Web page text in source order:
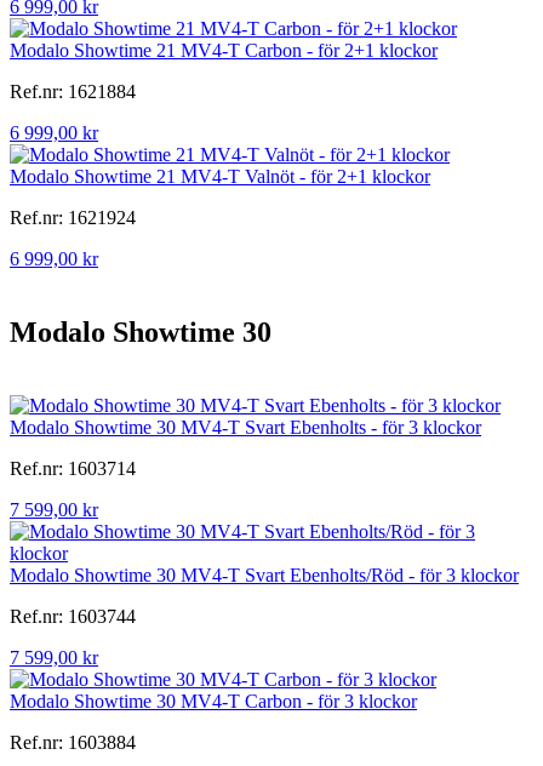
6 999,00 kr
Modalo Showtime 21 MV4-T Carbon - för 2+1 klockor
Ref.nr: 1621884
6 999,00 kr
Modalo Showtime 21 MV4-T Valnöt - för 2+1 klockor
Ref.nr: 1621924
6 999,00 kr
Modalo Showtime 30
Modalo Showtime 30 MV4-T Svart Ebenholts - för 3 klockor
Ref.nr: 1603714
7 599,00 kr
Modalo Showtime 30 MV4-T Svart Ebenholts/Röd - för 3 klockor
Ref.nr: 1603744
7 599,00 kr
Modalo Showtime 30 MV4-T Carbon - för 3 klockor
Ref.nr: 1603884